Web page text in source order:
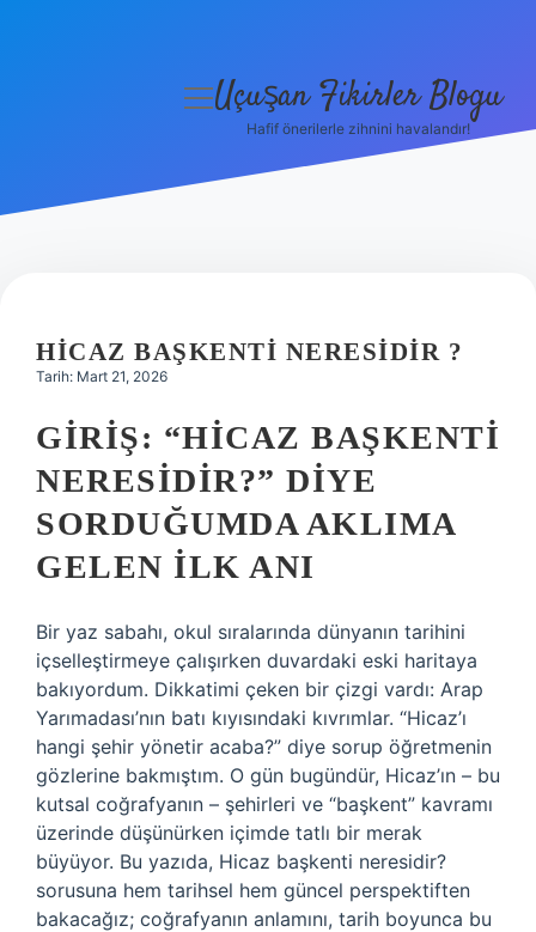
Hakkımızda
menüyü
Uçuşan Fikirler Blogu
Hafif önerilerle zihnini havalandır!
HICAZ BAŞKENTI NERESIDIR ?
Tarih: Mart 21, 2026
GIRIŞ: “HICAZ BAŞKENTI
NERESIDIR?” DIYE
SORDUĞUMDA AKLIMA
GELEN ILK ANI
Bir yaz sabahı, okul sıralarında dünyanın tarihini
içselleştirmeye çalışırken duvardaki eski haritaya
bakıyordum. Dikkatimi çeken bir çizgi vardı: Arap
Yarımadası’nın batı kıyısındaki kıvrımlar. “Hicaz’ı
hangi şehir yönetir acaba?” diye sorup öğretmenin
gözlerine bakmıştım. O gün bugündür, Hicaz’ın – bu
kutsal coğrafyanın – şehirleri ve “başkent” kavramı
üzerinde düşünürken içimde tatlı bir merak
büyüyor. Bu yazıda, Hicaz başkenti neresidir?
sorusuna hem tarihsel hem güncel perspektiften
bakacağız; coğrafyanın anlamını, tarih boyunca bu